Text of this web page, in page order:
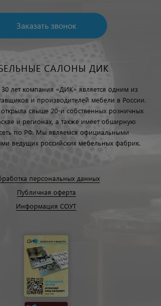
Заказать звонок
САЛОНЫ ДИК
лет компания «ДИК» является одним из
и производителей мебели в России.
свыше 20-и собственных розничных
и регионах, а также имеет обширную
по РФ. Мы являемся официальными
ведущих российских мебельных фабрик.
персональных данных
Публичная оферта
Информация СОУТ